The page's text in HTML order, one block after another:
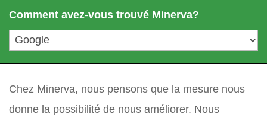
m
i
l
*
Comment avez-vous trouvé Minerva?
Chez Minerva, nous pensons que la mesure nous
donne la possibilité de nous améliorer. Nous